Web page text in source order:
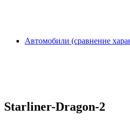
Автомобили (сравнение
Starliner-Dragon-2